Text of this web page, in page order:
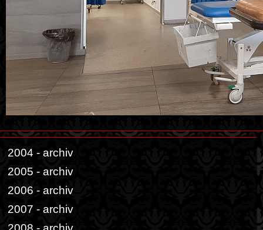
2004 - archiv
2005 - archiv
2006 - archiv
2007 - archiv